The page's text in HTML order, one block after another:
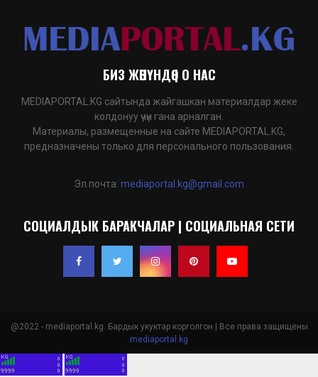
БИЗ ЖӨНҮНДӨ | О НАС
MEDIAPORTAL.KG сайтында жайгашкан материалдар жеке
колдонуу үчүн гана арналган.
Материалы, размещенные на сайте MEDIAPORTAL.KG,
предназначены только для персонального пользования.
Эл.почта: mediaportal.kg@gmail.com
СОЦИАЛДЫК БАРАКЧАЛАР | СОЦИАЛЬНАЯ СЕТИ
@2022 - mediaportal.kg. Бардык укуктар корголгон | Все права защищены
mediaportal.kg